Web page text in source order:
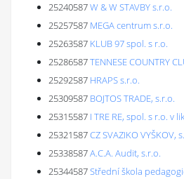
25240587W & W STAVBY s.r.o.
25257587 MEGA centrum s.r.o.
25263587 KLUB 97 spol. s r.o.
25286587TENNESE COUNTRY
25292587 HRAPS s.r.o.
25309587 BOJTOS TRADE, s.r.o.
25315587 I TRE RE, spol. s r.o. v
25321587CZ SVAZIKO VYŠKOV,
25338587A.C.A. Audit, s.r.o.
25344587Střední škola